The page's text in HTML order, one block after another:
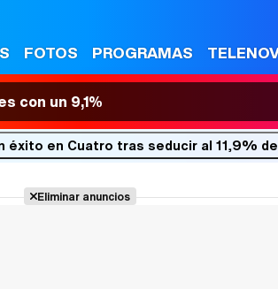
FOTOS PROGRAMAS
con un 9,1%
en Cuatro tras seducir al 11,9%
Eliminar anuncios